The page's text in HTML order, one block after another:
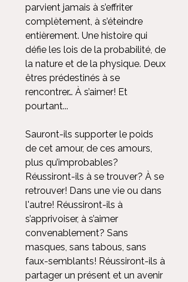
parvient jamais à s’effriter
complètement, à s’éteindre
entièrement. Une histoire qui
défie les lois de la probabilité, de
la nature et de la physique. Deux
êtres prédestinés à se
rencontrer… À s’aimer! Et
pourtant...
Sauront-ils supporter le poids
de cet amour, de ces amours,
plus qu’improbables?
Réussiront-ils à se trouver? À se
retrouver! Dans une vie ou dans
l'autre! Réussiront-ils à
s’apprivoiser, à s’aimer
convenablement? Sans
masques, sans tabous, sans
faux-semblants! Réussiront-ils à
partager un présent et un avenir